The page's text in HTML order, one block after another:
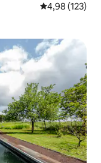
Gemiddelde
4,98 (123)